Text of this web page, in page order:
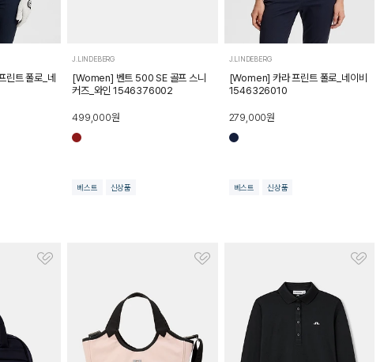
트 폴로_네
J.LINDEBERG
[Women] 벤트 500 SE 골프 스니
커즈_와인 1546376002
499,000원
베스트 신상품
J.LINDEBERG
[Women] 카라 프린트 폴로_네이비
1546326010
279,000원
베스트 신상품